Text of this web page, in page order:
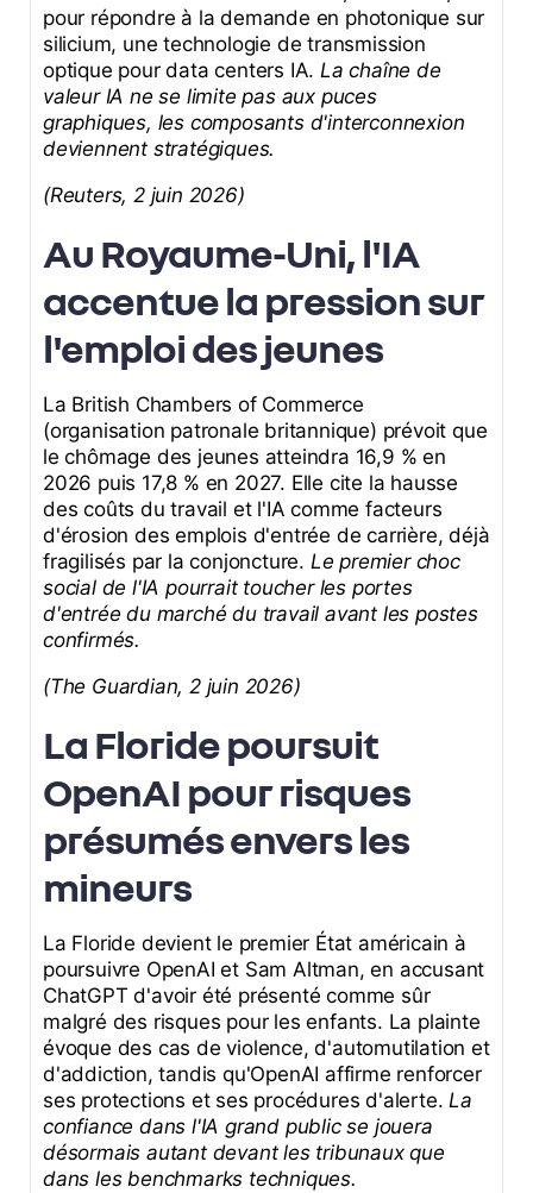
pour répondre à la demande en photonique sur
silicium, une technologie de transmission
optique pour data centers IA.La chaîne de
valeur IA ne se limite pas aux puces
graphiques, les composants d'interconnexion
deviennent stratégiques.
(Reuters, 2 juin 2026)
Au Royaume-Uni, l'IA
accentue la pression sur
l'emploi des jeunes
La British Chambers of Commerce
(organisation patronale britannique) prévoit que
le chômage des jeunes atteindra 16,9 % en
2026 puis 17,8 % en 2027. Elle cite la hausse
des coûts du travail et l'IA comme facteurs
d'érosion des emplois d'entrée de carrière, déjà
fragilisés par la conjoncture. Le premier choc
social de l'IA pourrait toucher les portes
d'entrée du marché du travail avant les postes
confirmés.
(The Guardian, 2 juin 2026)
La Floride poursuit
OpenAI pour risques
présumés envers les
mineurs
La Floride devient le premier État américain à
poursuivre OpenAI et Sam Altman, en accusant
ChatGPT d'avoir été présenté comme sûr
malgré des risques pour les enfants. La plainte
évoque des cas de violence, d'automutilation et
d'addiction, tandis qu'OpenAI affirme renforcer
ses protections et ses procédures d'alerte.La
confiance dans l'IA grand public se jouera
désormais autant devant les tribunaux que
dans les benchmarks techniques.